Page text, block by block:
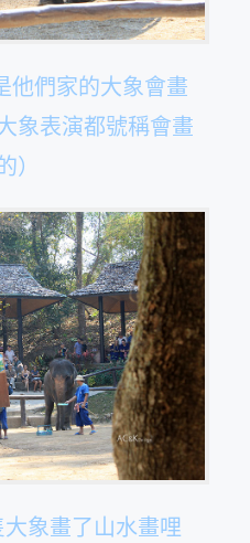
他們家的大象會畫
象表演都號稱會畫
象畫了山水畫哩